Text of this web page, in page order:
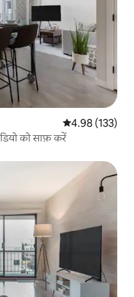
औसत रेटिंग 5 में से
4.98 (133)
को साफ़ करें